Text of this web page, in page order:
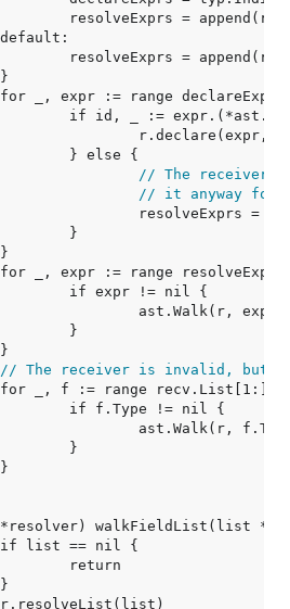
// The receiver
// it anyway for
// The receiver is invalid, but